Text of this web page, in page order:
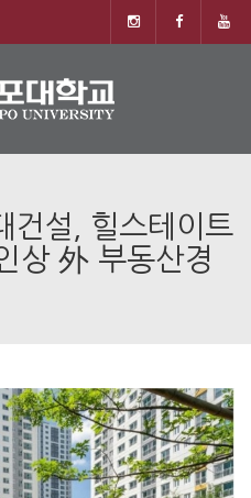
건설, 힐스테이트
상 外 부동산경